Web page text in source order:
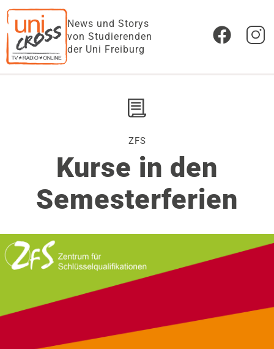
News und Storys
von Studierenden
der Uni Freiburg
ZFS
Kurse in den
Semesterferien